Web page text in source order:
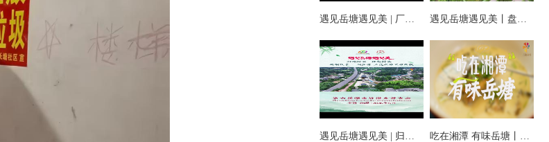
遇见岳塘遇见美 | 厂区即景区，湘钢文化园焕新迎客！ 遇见岳塘遇见美丨盘龙大观园提质焕新迎八方客
遇见岳塘遇见美 | 归隐松涧·理想村落：两期筑景 一涧生香 点亮岳塘文旅新貌 吃在湘潭 有味岳塘丨云盘山下：匠心守本味 小院忆乡愁